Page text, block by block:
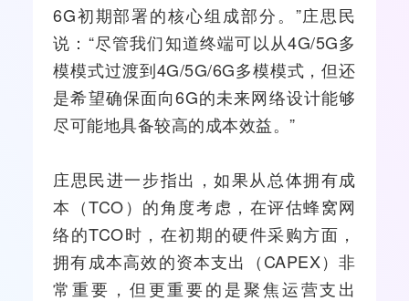
6G初期部署的核心组成部分。”庄思民
说：“尽管我们知道终端可以从4G/5G多
模模式过渡到4G/5G/6G多模模式，但还
是希望确保面向6G的未来网络设计能够
尽可能地具备较高的成本效益。”
庄思民进一步指出，如果从总体拥有成
本（TCO）的角度考虑，在评估蜂窝网
络的TCO时，在初期的硬件采购方面，
拥有成本高效的资本支出（CAPEX）非
常重要，但更重要的是聚焦运营支出